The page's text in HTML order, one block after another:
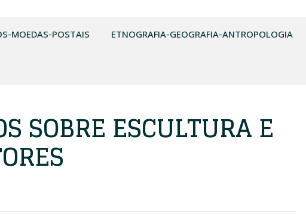
MOEDAS-POSTAIS ETNOGRAFIA-GEOGRAFIA-ANTROPOLOGIA
SOBRE ESCULTURA E